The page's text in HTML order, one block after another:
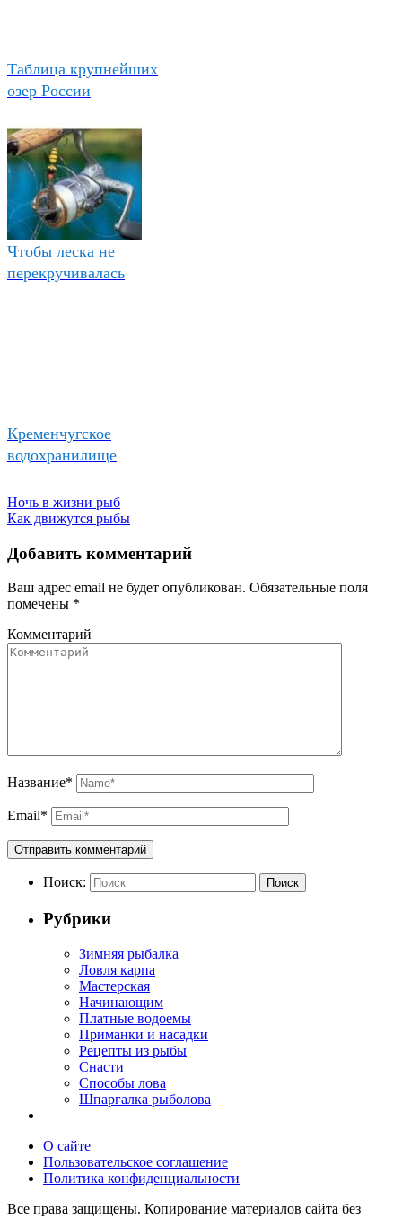
Таблица крупнейших
озер России
Чтобы леска не
перекручивалась
Кременчугское
водохранилище
Ночь в жизни рыб
Как движутся рыбы
Добавить комментарий
Ваш адрес email не будет опубликован. Обязательные поля
помечены *
Комментарий
Название*
Email*
Поиск: Поиск
Рубрики
Зимняя рыбалка
Ловля карпа
Мастерская
Начинающим
Платные водоемы
Приманки и насадки
Рецепты из рыбы
Снасти
Способы лова
Шпаргалка рыболова
О сайте
Пользовательское соглашение
Политика конфиденциальности
Все права защищены. Копирование материалов сайта без